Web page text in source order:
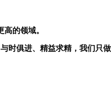
的领域。
时俱进、精益求精，我们只